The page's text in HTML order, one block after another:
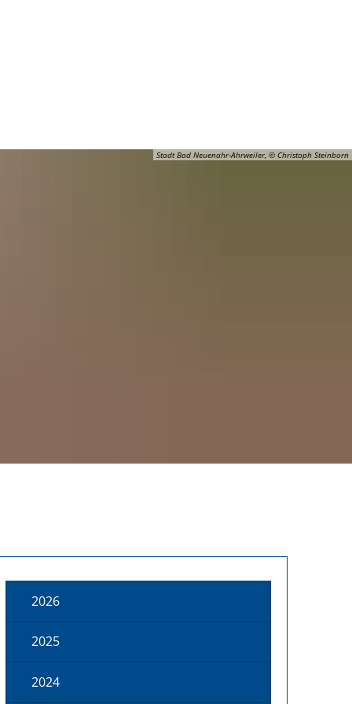
Stadt Bad Neuenahr-Ahrweiler, © Christoph Steinborn
2026
2025
2024